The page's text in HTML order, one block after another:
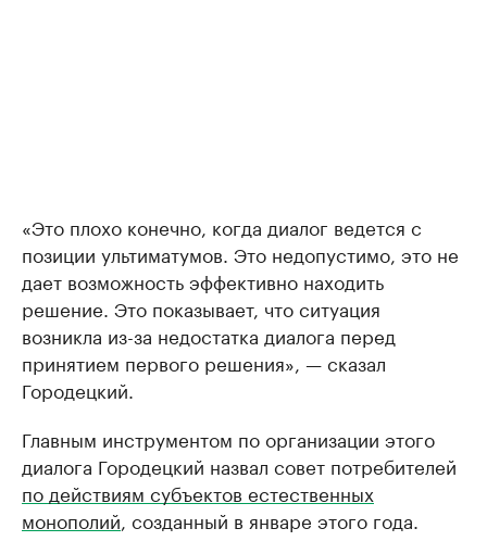
«Это плохо конечно, когда диалог ведется с
позиции ультиматумов. Это недопустимо, это не
дает возможность эффективно находить
решение. Это показывает, что ситуация
возникла из-за недостатка диалога перед
принятием первого решения», — сказал
Городецкий.
Главным инструментом по организации этого
диалога Городецкий назвал совет потребителей
по действиям субъектов естественных
монополий , созданный в январе этого года.